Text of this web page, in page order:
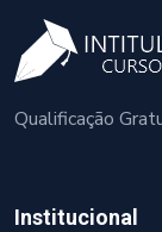
Qualificação
Institucional